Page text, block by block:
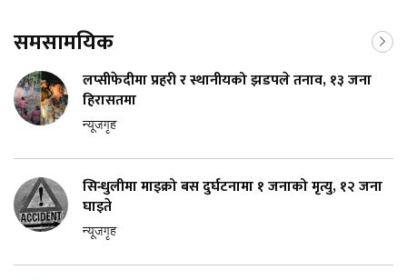
समसामयिक
लप्सीफेदीमा प्रहरी र स्थानीयको झडपले तनाव, १३ जना
हिरासतमा
न्यूजगृह
सिन्धुलीमा माइक्रो बस दुर्घटनामा १ जनाको मृत्यु, १२ जना
घाइते
न्यूजगृह